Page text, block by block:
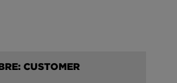
CUSTOMER